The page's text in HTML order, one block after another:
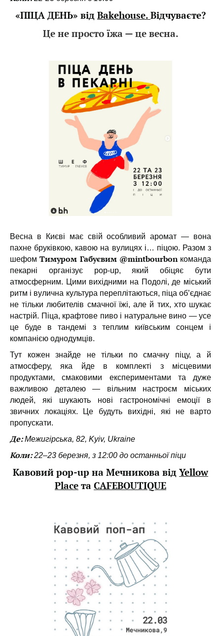
«ПІЦА ДЕНЬ» від Bakehouse. Відчуваєте?
Це не просто їжа — це весна.
Весна в Києві має свій особливий аромат — вона
пахне бруківкою, кавою на вулицях і… піцою. Разом з
шефомТимуром Габуєвим @mintbourbonкоманда
пекарні організує pop-up, який обіцяє бути
атмосферним. Цими вихідними на Подолі, де міський
ритм і вулична культура переплітаються, піца об’єднає
не тільки любителів смачної їжі, але й тих, хто шукає
настрій. Піца, крафтове пиво і натуральне вино — усе
це буде в тандемі з теплим київським сонцем і
компанією однодумців.
Тут кожен знайде не тільки по смачну піцу, а й
атмосферу, яка йде в комплекті з місцевими
продуктами, смаковими експериментами та дуже
важливою деталею — вільним настроєм міських
людей, які шукають нові гастрономічні емоції в
звичних локаціях. Це будуть вихідні, які не варто
пропускати.
Де:Межигірська, 82, Kyiv, Ukraine
Коли:22–23 березня, з 12:00 до останньої піци
Кавовий pop-up на Мечникова від Yellow
Place та CAFEBOUTIQUE